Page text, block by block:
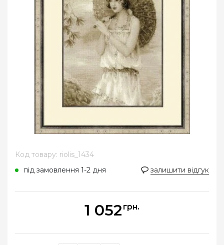
Код товару: riolis_1434
під замовлення 1-2 дня
залишити відгук
1 052 грн.